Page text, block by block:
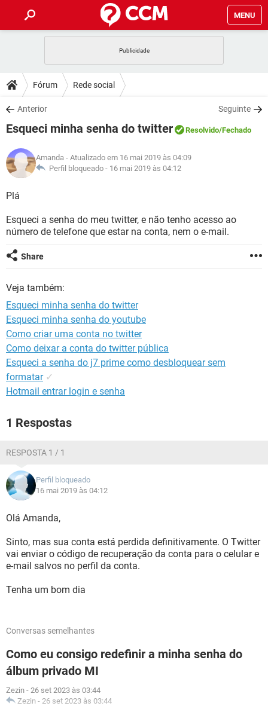
MENU
CELULAR
OUTLOOK
INSTAGRAM GMAIL
GUIA DE COMPRAS
DICAS
JOGOS
INSTAGRAM GMAIL
GUIA DE COMPRAS
DOWNLOADS
JOGOS WHATSAPP
CELULAR
OUTLOOK EXCEL
INSTAGRAM
FÓRUM
JOGOS WHATSAPP
CELULAR
OUTLOOK
INSTAGRAM GMAIL
GLOSSÁRIO
JOGOS
OUTLOOK EXCEL
INSTAGRAM
Fórum Rede social
Anterior Seguinte
Esqueci minha senha do twitter Resolvido/Fechado
Amanda - Atualizado em 16 mai 2019 às 04:09
Perfil bloqueado - 16 mai 2019 às 04:12
Plá
Esqueci a senha do meu twitter, e não tenho acesso ao
número de telefone que estar na conta, nem o e-mail.
Share
Veja também:
Esqueci minha senha do twitter
Esqueci minha senha do youtube
Como criar uma conta no twitter
Como deixar a conta do twitter pública
Esqueci a senha do j7 prime como desbloquear sem
formatar ✓
Hotmail entrar login e senha
1 Respostas
RESPOSTA 1 / 1
Perfil bloqueado
16 mai 2019 às 04:12
Olá Amanda,
Sinto, mas sua conta está perdida definitivamente. O Twitter
vai enviar o código de recuperação da conta para o celular e
e-mail salvos no perfil da conta.
Tenha um bom dia
Conversas semelhantes
Como eu consigo redefinir a minha senha do
álbum privado MI
Zezin - 26 set 2023 às 03:44
Zezin - 26 set 2023 às 03:44